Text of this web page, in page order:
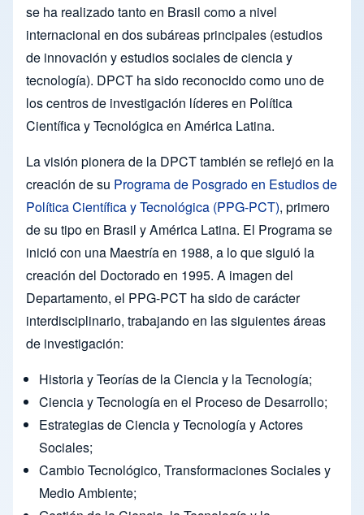
se ha realizado tanto en Brasil como a nivel
internacional en dos subáreas principales (estudios
de innovación y estudios sociales de ciencia y
tecnología). DPCT ha sido reconocido como uno de
los centros de investigación líderes en Política
Científica y Tecnológica en América Latina.
La visión pionera de la DPCT también se reflejó en la
creación de su Programa de Posgrado en Estudios de
Política Científica y Tecnológica (PPG-PCT), primero
de su tipo en Brasil y América Latina. El Programa se
inició con una Maestría en 1988, a lo que siguió la
creación del Doctorado en 1995. A imagen del
Departamento, el PPG-PCT ha sido de carácter
interdisciplinario, trabajando en las siguientes áreas
de investigación:
Historia y Teorías de la Ciencia y la Tecnología;
Ciencia y Tecnología en el Proceso de Desarrollo;
Estrategias de Ciencia y Tecnología y Actores
Sociales;
Cambio Tecnológico, Transformaciones Sociales y
Medio Ambiente;